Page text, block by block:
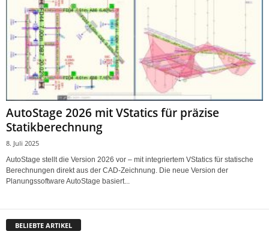
AutoStage 2026 mit VStatics für präzise
Statikberechnung
8. Juli 2025
AutoStage stellt die Version 2026 vor – mit integriertem VStatics für statische
Berechnungen direkt aus der CAD-Zeichnung. Die neue Version der
Planungssoftware AutoStage basiert...
BELIEBTE ARTIKEL